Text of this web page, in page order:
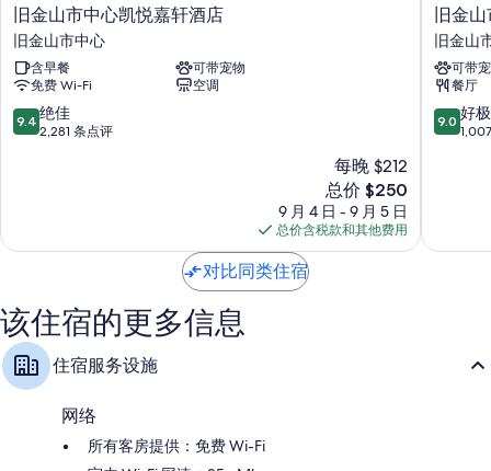
到了高度评价。
其他客房便利设施/服务还包括：
浴室配备浴缸或淋浴和免费洗浴用品
60-英寸高清电视，带收费电视频道
衣柜/壁橱、垃圾回收和免费婴儿床
旧
金
山
市
中
心
凯
旧
市
中
心
旧金山市中心凯悦嘉轩酒店
旧金山市中心
含早餐
可带宠物
免费 Wi-Fi
空调
9.4
分，
2,281
评
9.4 绝佳
2,281 条点评
每晚 $212
新
价
格
$250
总价 $250
9 月 4 日 - 9 月 5 日
总价含税款和其他费用
旧
金
山
市
场
南
希
酒
旧金
旧金山
可带
餐厅
9.0
分，
了，
9.0 好
对比同类住宿
该住宿的更多信息
住宿服务设施
网络
所有客房提供：免费 Wi-Fi